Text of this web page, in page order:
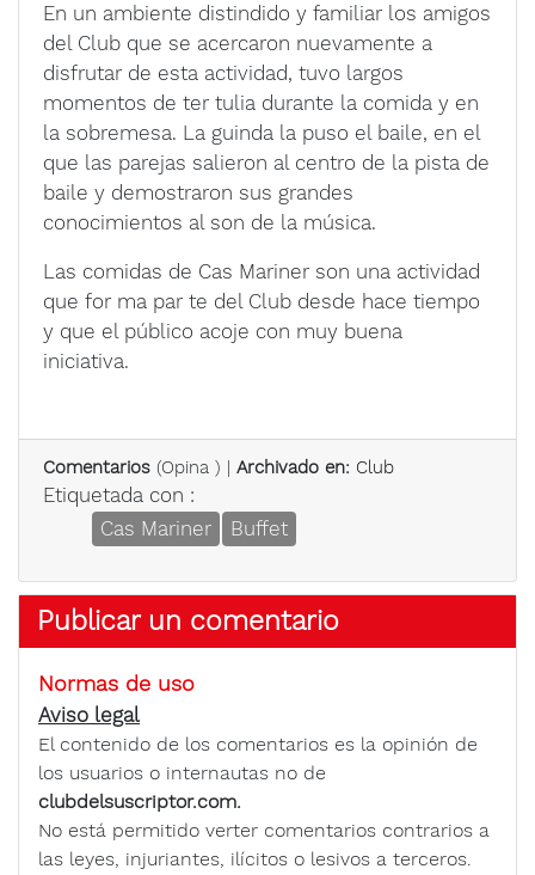
En un ambiente distindido y familiar los amigos
del Club que se acercaron nuevamente a
disfrutar de esta actividad, tuvo largos
momentos de ter tulia durante la comida y en
la sobremesa. La guinda la puso el baile, en el
que las parejas salieron al centro de la pista de
baile y demostraron sus grandes
conocimientos al son de la música.
Las comidas de Cas Mariner son una actividad
que for ma par te del Club desde hace tiempo
y que el público acoje con muy buena
iniciativa.
Comentarios (Opina ) | Archivado en: Club
Etiquetada con :
Cas Mariner
Buffet
Publicar un comentario
Normas de uso
Aviso legal
El contenido de los comentarios es la opinión de
los usuarios o internautas no de
clubdelsuscriptor.com.
No está permitido verter comentarios contrarios a
las leyes, injuriantes, ilícitos o lesivos a terceros.